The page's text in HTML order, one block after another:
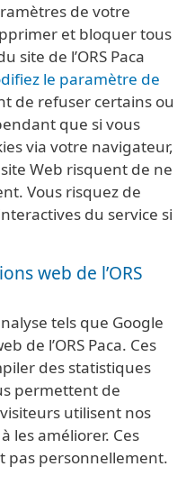
de votre
et bloquer tous
site de l’ORS Paca
le paramètre de
de refuser certains ou
que si vous
via votre navigateur,
Web risquent de ne
Vous risquez de
du service si
web de l’ORS
tels que Google
de l’ORS Paca. Ces
des statistiques
permettent de
utilisent nos
les améliorer. Ces
pas personnellement.